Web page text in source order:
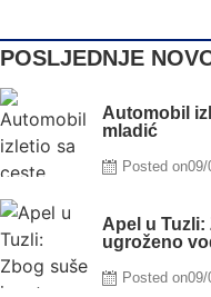
POSLJEDNJE
Automobil
mladić
Posted on09/
Apel u
ugroženo
Posted on09/